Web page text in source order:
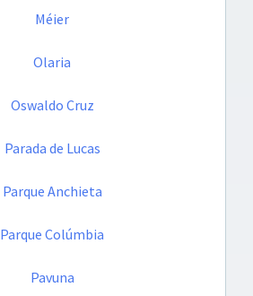
Méier
Olaria
Oswaldo Cruz
Parada de Lucas
Parque Anchieta
Parque Colúmbia
Pavuna